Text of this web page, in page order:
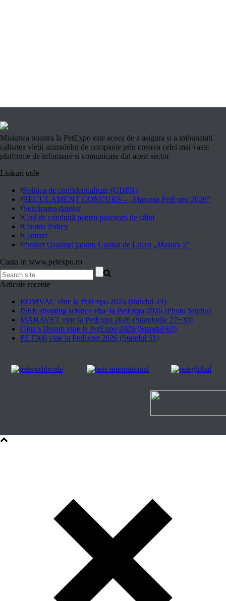
Misiunea noastra la PetExpo este aceea de a asigura si a imbunatati
calitatea vietii animalelor de companie prin crearea celei mai vaste
platforme de informare si comunicare din acest sector.
Linkuri utile
Politica de confidentialitate (GDPR)
REGULAMENT CONCURS – „Mascota PetExpo 2026”
Verificarea datelor
Cod de conduită pentru posesorii de câini
Cookie Policy
Contact
Proiect Granturi pentru Capital de Lucru „Masura 2”
Cauta in www.petexpo.ro
Articole recente
ROMVAC vine la PetExpo 2026 (standul 44)
ISEE shooting science vine la PetExpo 2026 (Photo Studio)
MARAVET vine la PetExpo 2026 (Standurile 27+30)
Gina’s Dream vine la PetExpo 2026 (Standul 62)
PET360 vine la PetExpo 2026 (Standul 51)